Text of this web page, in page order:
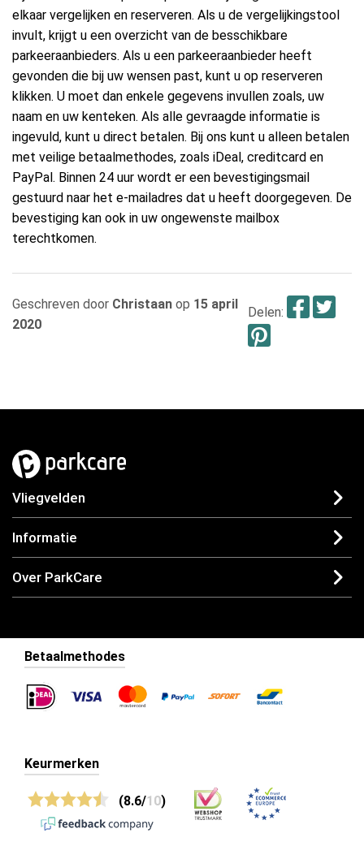
elkaar vergelijken en reserveren. Als u de vergelijkingstool
invult, krijgt u een overzicht van de besschikbare
parkeeraanbieders. Als u een parkeeraanbieder heeft
gevonden die bij uw wensen past, kunt u op reserveren
klikken. U moet dan enkele gegevens invullen zoals, uw
naam en uw kenteken. Als alle gevraagde informatie is
ingevuld, kunt u direct betalen. Bij ons kunt u alleen betalen
met veilige betaalmethodes, zoals iDeal, creditcard en
PayPal. Binnen 24 uur wordt er een bevestigingsmail
gestuurd naar het e-mailadres dat u heeft doorgegeven. De
bevestiging kan ook in uw ongewenste mailbox
terechtkomen.
Geschreven door Christaan op 15 april
2020
Delen:
Vliegvelden
Informatie
Over ParkCare
Betaalmethodes
Keurmerken
(8.6/10)